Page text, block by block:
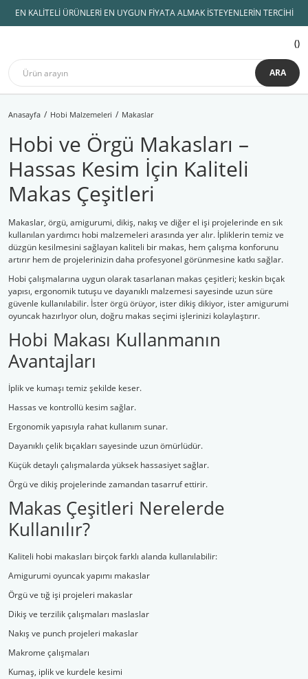
EN KALİTELİ ÜRÜNLERİ EN UYGUN FİYATA ALMAK İSTEYENLERİN TERCİHİ
ARA
Anasayfa Hobi Malzemeleri Makaslar
Hobi ve Örgü Makasları –
Hassas Kesim İçin Kaliteli
Makas Çeşitleri
Makaslar, örgü, amigurumi, dikiş, nakış ve diğer el işi projelerinde en sık
kullanılan yardımcı hobi malzemeleri arasında yer alır. İpliklerin temiz ve
düzgün kesilmesini sağlayan kaliteli bir makas, hem çalışma konforunu
artırır hem de projelerinizin daha profesyonel görünmesine katkı sağlar.
Hobi çalışmalarına uygun olarak tasarlanan makas çeşitleri; keskin bıçak
yapısı, ergonomik tutuşu ve dayanıklı malzemesi sayesinde uzun süre
güvenle kullanılabilir. İster örgü örüyor, ister dikiş dikiyor, ister amigurumi
oyuncak hazırlıyor olun, doğru makas seçimi işlerinizi kolaylaştırır.
Hobi Makası Kullanmanın
Avantajları
İplik ve kumaşı temiz şekilde keser.
Hassas ve kontrollü kesim sağlar.
Ergonomik yapısıyla rahat kullanım sunar.
Dayanıklı çelik bıçakları sayesinde uzun ömürlüdür.
Küçük detaylı çalışmalarda yüksek hassasiyet sağlar.
Örgü ve dikiş projelerinde zamandan tasarruf ettirir.
Makas Çeşitleri Nerelerde
Kullanılır?
Kaliteli hobi makasları birçok farklı alanda kullanılabilir:
Amigurumi oyuncak yapımı makaslar
Örgü ve tığ işi projeleri makaslar
Dikiş ve terzilik çalışmaları maslaslar
Nakış ve punch projeleri makaslar
Makrome çalışmaları
Kumaş, iplik ve kurdele kesimi